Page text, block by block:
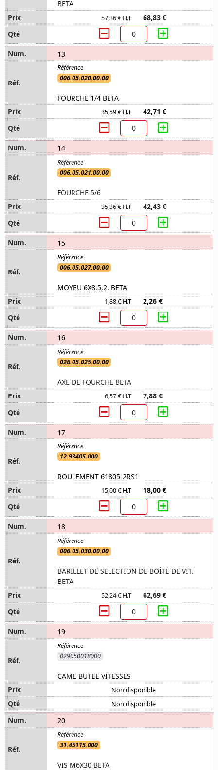
BETA
57,36 € H.T 68,83 €
13
006.05.020.00.00
FOURCHE 1/4 BETA
35,59 € H.T 42,71 €
14
006.05.021.00.00
FOURCHE 5/6
35,36 € H.T 42,43 €
15
006.05.027.00.00
MOYEU 6X8.5,2. BETA
1,88 € H.T 2,26 €
16
026.05.025.00.00
AXE DE FOURCHE BETA
6,57 € H.T 7,88 €
17
12.93405.000
ROULEMENT 61805-2RS1
15,00 € H.T 18,00 €
18
006.05.030.00.00
BARILLET DE SELECTION DE BOÎTE DE VIT.
BETA
52,24 € H.T 62,69 €
19
029050018000
CAME BUTEE VITESSES
Non disponible
Non disponible
20
31.45115.000
VIS M6X30 BETA